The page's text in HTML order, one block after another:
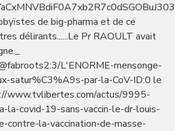
de big-pharma et de ce
délirants......Le Pr RAOULT avait
L'ENORME-mensonge-
satur%C3%A9s-par-la-CoV-ID:0 le
www.tvlibertes.com/actus/9995-
la-covid-19-sans-vaccin-le-dr-louis-
contre-la-vaccination-de-masse-